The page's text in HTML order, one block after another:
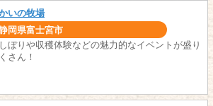
いの牧場
岡県富士宮市
ぼりや収穫体験などの魅力的なイベントが盛り
さん！